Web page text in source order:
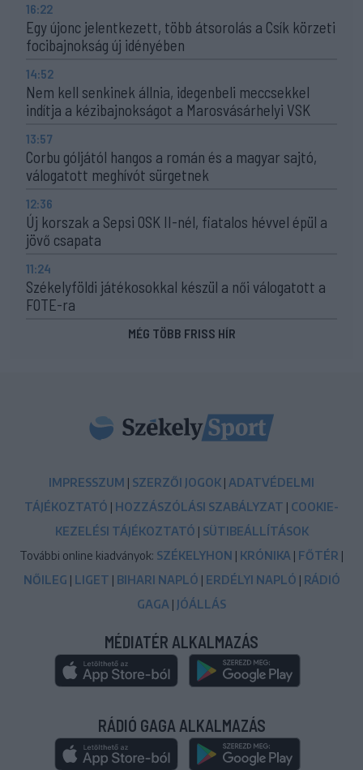
16:22
Egy újonc jelentkezett, több átsorolás a Csík körzeti
focibajnokság új idényében
14:52
Nem kell senkinek állnia, idegenbeli meccsekkel
indítja a kézibajnokságot a Marosvásárhelyi VSK
13:57
Corbu góljától hangos a román és a magyar sajtó,
válogatott meghívót sürgetnek
12:36
Új korszak a Sepsi OSK II-nél, fiatalos hévvel épül a
jövő csapata
11:24
Székelyföldi játékosokkal készül a női válogatott a
FOTE-ra
MÉG TÖBB FRISS HÍR
IMPRESSZUM | SZERZŐI JOGOK | ADATVÉDELMI
TÁJÉKOZTATÓ | HOZZÁSZÓLÁSI SZABÁLYZAT | COOKIE-
KEZELÉSI TÁJÉKOZTATÓ | SÜTIBEÁLLÍTÁSOK
További online kiadványok: SZÉKELYHON | KRÓNIKA | FŐTÉR |
NŐILEG | LIGET | BIHARI NAPLÓ | ERDÉLYI NAPLÓ | RÁDIÓ
GAGA | JÓÁLLÁS
MÉDIATÉR ALKALMAZÁS
RÁDIÓ GAGA ALKALMAZÁS